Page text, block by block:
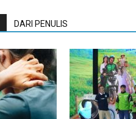
DARI PENULIS